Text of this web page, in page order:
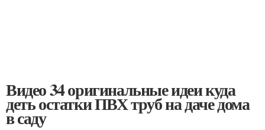
Видео 34 оригинальные идеи куда
деть остатки ПВХ труб на даче дома
в саду